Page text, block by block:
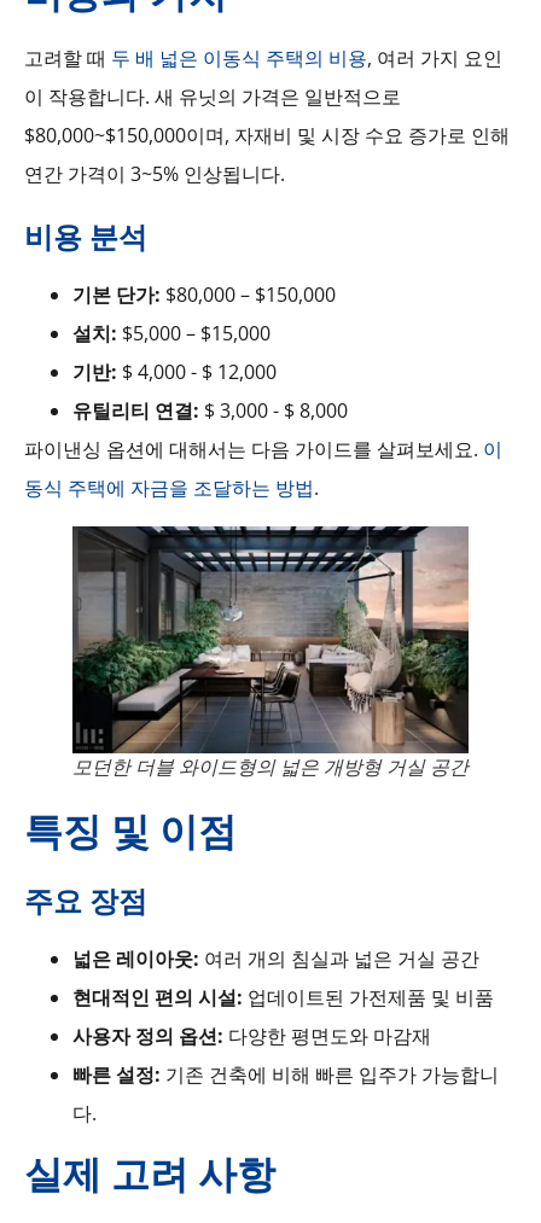
고려할 때 두 배 넓은 이동식 주택의 비용, 여러 가지 요인
이 작용합니다. 새 유닛의 가격은 일반적으로
$80,000~$150,000이며, 자재비 및 시장 수요 증가로 인해
연간 가격이 3~5% 인상됩니다.
비용 분석
기본 단가: $80,000 – $150,000
설치: $5,000 – $15,000
기반: $ 4,000 - $ 12,000
유틸리티 연결: $ 3,000 - $ 8,000
파이낸싱 옵션에 대해서는 다음 가이드를 살펴보세요. 이
동식 주택에 자금을 조달하는 방법.
모던한 더블 와이드형의 넓은 개방형 거실 공간
특징 및 이점
주요 장점
넓은 레이아웃: 여러 개의 침실과 넓은 거실 공간
현대적인 편의 시설: 업데이트된 가전제품 및 비품
사용자 정의 옵션: 다양한 평면도와 마감재
빠른 설정: 기존 건축에 비해 빠른 입주가 가능합니
다.
실제 고려 사항